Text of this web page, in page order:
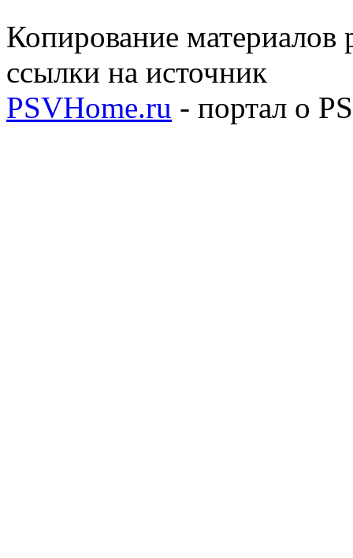
Копирование материалов
ссылки на источник
PSVHome.ru - портал о